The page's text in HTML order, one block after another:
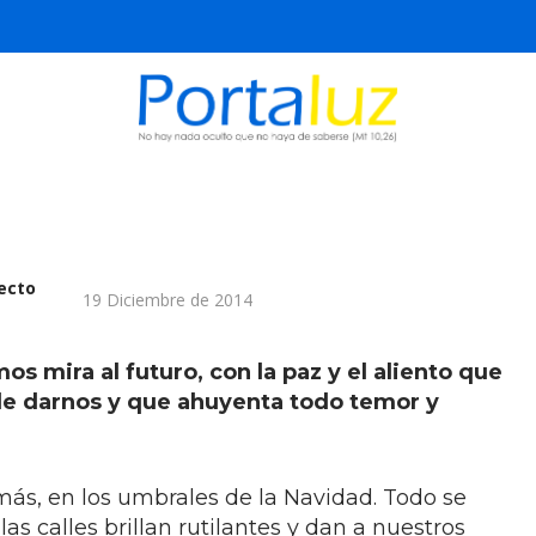
19 Diciembre de 2014
mira al futuro, con la paz y el aliento que
darnos y que ahuyenta todo temor y
en los umbrales de la Navidad. Todo se
calles brillan rutilantes y dan a nuestros